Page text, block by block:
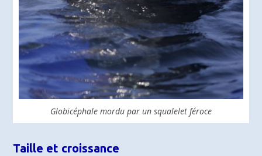
Globicéphale mordu par un squalelet féroce
Taille et croissance